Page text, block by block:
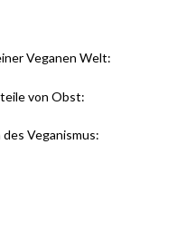
Veganen Welt:
von Obst:
Veganismus: